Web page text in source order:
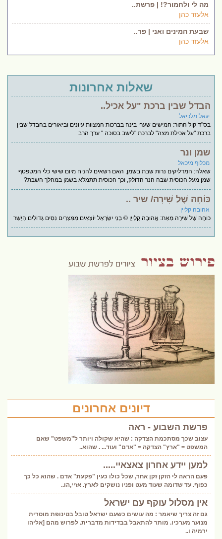
מה לי ולחמור?! | פרשת..
אלעזר כהן
שבעת המינים ואני | פר..
אלעזר כהן
שאלות אחרונות
הבדל שבין ברכת "על אכיל..
יגאל מלכיאל
בס"ד קול התור: חמישים שערי בינה בברכות המצוות עיונים וביאורים בהבדל שבין
ברכת "על אכילת מצה" לברכת "לישב בסוכה " ערך הרב
שמן ונר
מכלוף מיכאל
שאלה: המדליקים נרות שבת בשמן, האם רשאים להניח מיום שישי כלי המטפטף
שמן מעל הכוסית שבה הנר הדולק, וכך הכוסית תתמלא בשמן במהלך השבת?
כּוֹחָהּ שֶׁל שִׁירָה/ שיר ..
אהובה קליין
כּוֹחָהּ שֶׁל שִׁירָה מֵאֵת: אֲהוּבָה קְלַייְן © בְּנֵי יִשְׂרָאֵל יוֹצְאִים מִמִּצְרַיִם נִסִּים גְּדוֹלִים הַיְשַׁר
דיונים אחרונים
פרשת השבוע - ראה
עצוב שכך מסתכמת הצדקה : שהיא שקולה ויותר ל"משפט" שאם
המשפט = "ארץ" הצדקה = "אדם" ועוד... . שהוא..
למען יידע אחרון צאצאיי.....
פעם הראה לי הזקן זקן אחר, שכל כולו כעין "פקעת" אדם . שהוא כל כך
כפוף. עד שדומה שעוד מעט ופניו נושקים לארץ. אזיי,הו..
אין מסלול עוקף עם ישראל
גם זה צריך שיאמר : מה עושים כשעם ישראל טובל בטינופת מוסרית
מנוער מערכיו. מותר להתאבל בבדידות מדברית. לפרוש מהם [אליהו
ירמיה ו..